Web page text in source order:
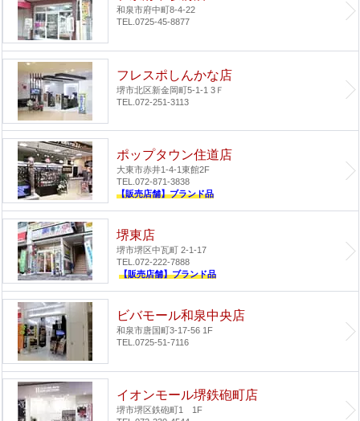
和泉市府中町8-4-22
TEL.0725-45-8877
フレスポしんかな店
堺市北区新金岡町5-1-1 3Ｆ
TEL.072-251-3113
ポップタウン住道店
大東市赤井1-4-1 東館2F
TEL.072-871-3838
【販売店舗】ブランド品
堺東店
堺市堺区中瓦町 2-1-17
TEL.072-222-7888
【販売店舗】ブランド品
ビバモール和泉中央店
和泉市唐国町3-17-56 1F
TEL.0725-51-7116
イオンモール堺鉄砲町店
堺市堺区鉄砲町1 1F